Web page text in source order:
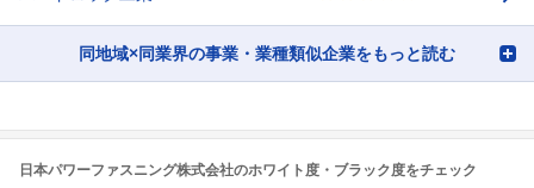
同地域×同業界の事業・業種類似企業をもっと読む
日本パワーファスニング株式会社のホワイト度・ブラック度をチェック